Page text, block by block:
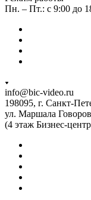
Пн. – Пт.: с 9:00 до
info@bic-video.ru
198095, г. Санкт-
ул. Маршала
(4 этаж Бизнес-